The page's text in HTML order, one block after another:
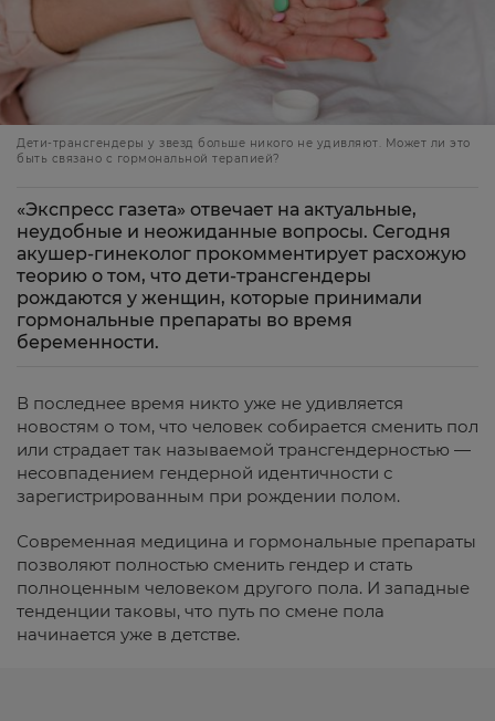
Дети-трансгендеры у звезд больше никого не удивляют. Может ли это
быть связано с гормональной терапией?
«Экспресс газета» отвечает на актуальные,
неудобные и неожиданные вопросы. Сегодня
акушер-гинеколог прокомментирует расхожую
теорию о том, что дети-трансгендеры
рождаются у женщин, которые принимали
гормональные препараты во время
беременности.
В последнее время никто уже не удивляется
новостям о том, что человек собирается сменить пол
или страдает так называемой трансгендерностью —
несовпадением гендерной идентичности с
зарегистрированным при рождении полом.
Современная медицина и гормональные препараты
позволяют полностью сменить гендер и стать
полноценным человеком другого пола. И западные
тенденции таковы, что путь по смене пола
начинается уже в детстве.